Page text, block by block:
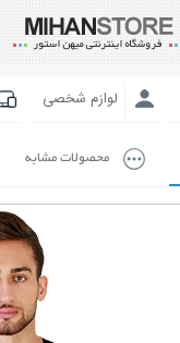
لوازم شخصی
محصولات مشابه